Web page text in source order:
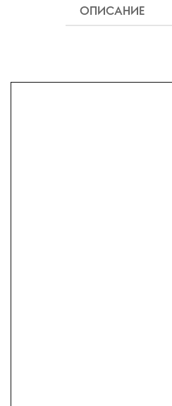
ОПИСАНИЕ